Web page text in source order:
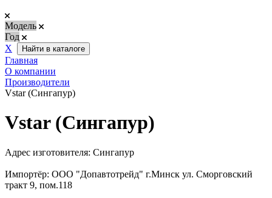
Модель
Год
Х
Найти в каталоге
Главная
О компании
Производители
Vstar (Сингапур)
Vstar (Сингапур)
Адрес изготовителя: Сингапур
Импортёр: ООО "Допавтотрейд" г.Минск ул. Сморговский
тракт 9, пом.118